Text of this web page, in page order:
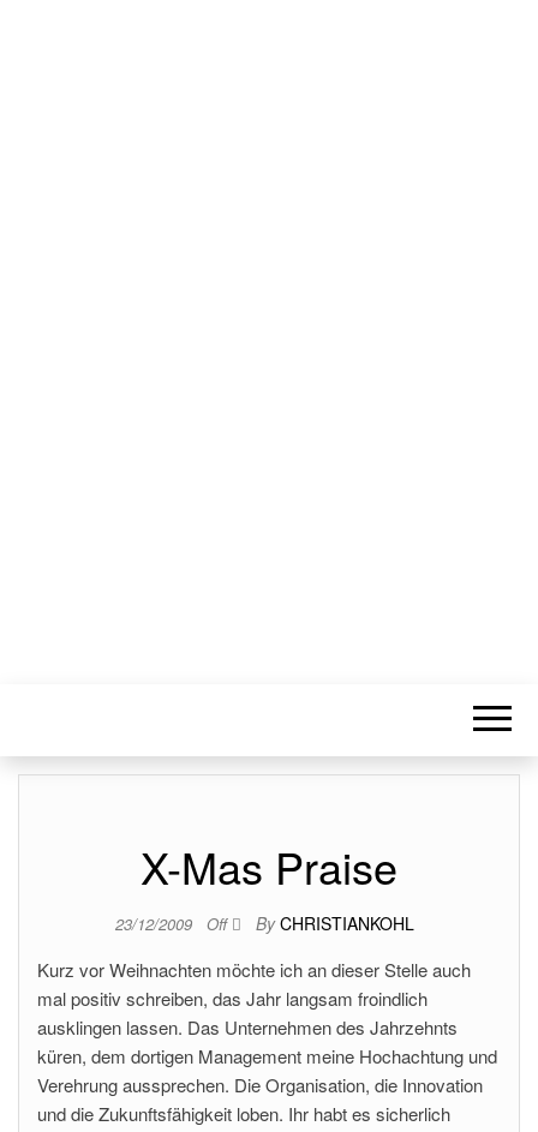
X-Mas Praise
23/12/2009 Off By CHRISTIANKOHL
Kurz vor Weihnachten möchte ich an dieser Stelle auch
mal positiv schreiben, das Jahr langsam froindlich
ausklingen lassen. Das Unternehmen des Jahrzehnts
küren, dem dortigen Management meine Hochachtung und
Verehrung aussprechen. Die Organisation, die Innovation
und die Zukunftsfähigkeit loben. Ihr habt es sicherlich